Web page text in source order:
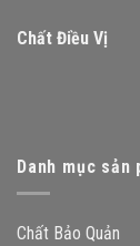
Chất Điều Vị
Danh mục sản
Chất Bảo Quản